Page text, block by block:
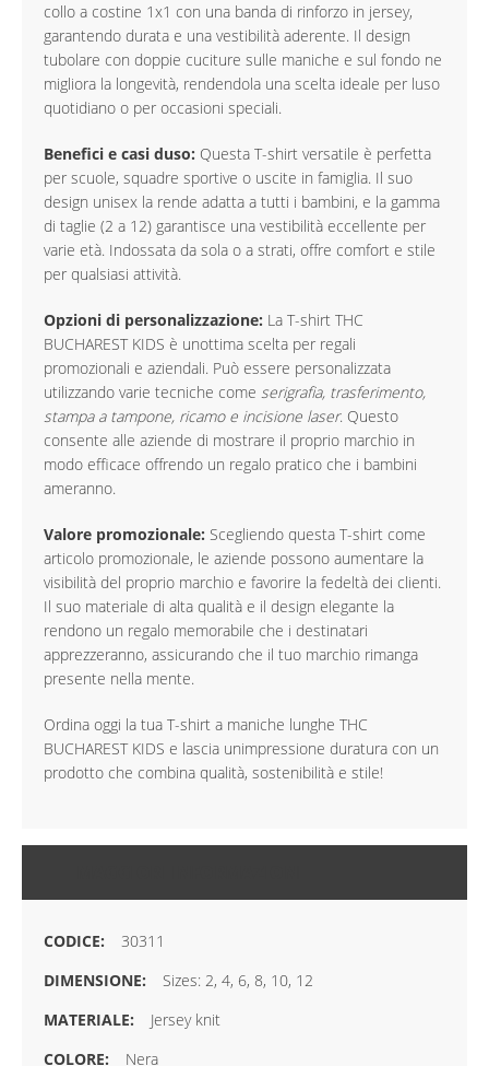
collo a costine 1x1 con una banda di rinforzo in jersey,
garantendo durata e una vestibilità aderente. Il design
tubolare con doppie cuciture sulle maniche e sul fondo ne
migliora la longevità, rendendola una scelta ideale per luso
quotidiano o per occasioni speciali.
Benefici e casi duso: Questa T-shirt versatile è perfetta
per scuole, squadre sportive o uscite in famiglia. Il suo
design unisex la rende adatta a tutti i bambini, e la gamma
di taglie (2 a 12) garantisce una vestibilità eccellente per
varie età. Indossata da sola o a strati, offre comfort e stile
per qualsiasi attività.
Opzioni di personalizzazione: La T-shirt THC
BUCHAREST KIDS è unottima scelta per regali
promozionali e aziendali. Può essere personalizzata
utilizzando varie tecniche come serigrafia, trasferimento,
stampa a tampone, ricamo e incisione laser. Questo
consente alle aziende di mostrare il proprio marchio in
modo efficace offrendo un regalo pratico che i bambini
ameranno.
Valore promozionale: Scegliendo questa T-shirt come
articolo promozionale, le aziende possono aumentare la
visibilità del proprio marchio e favorire la fedeltà dei clienti.
Il suo materiale di alta qualità e il design elegante la
rendono un regalo memorabile che i destinatari
apprezzeranno, assicurando che il tuo marchio rimanga
presente nella mente.
Ordina oggi la tua T-shirt a maniche lunghe THC
BUCHAREST KIDS e lascia unimpressione duratura con un
prodotto che combina qualità, sostenibilità e stile!
30311
Sizes: 2, 4, 6, 8, 10, 12
Jersey knit
Nera